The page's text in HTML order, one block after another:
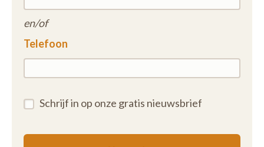
en/of
Telefoon
Schrijf in op onze gratis nieuwsbrief